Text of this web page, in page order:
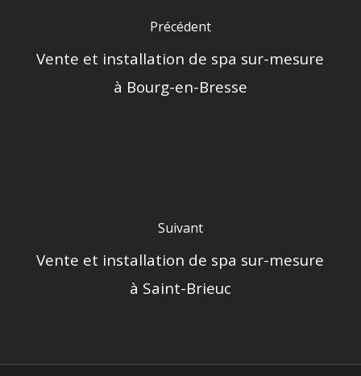
Précédent
Vente et installation de spa sur-mesure
à Bourg-en-Bresse
Suivant
Vente et installation de spa sur-mesure
à Saint-Brieuc